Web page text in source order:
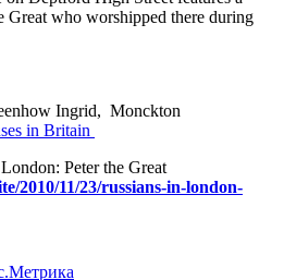
Great who worshipped there during
Ingrid, Monckton
in Britain
Peter the Great
2010/11/23/russians-in-london-